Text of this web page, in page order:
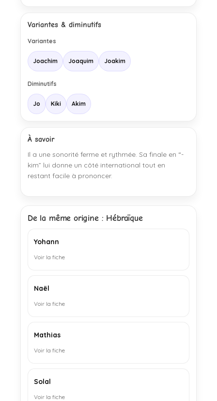
Variantes & diminutifs
Variantes
Joachim Joaquim Joakim
Diminutifs
Jo Kiki Akim
À savoir
Il a une sonorité ferme et rythmée. Sa finale en “-
kim” lui donne un côté international tout en
restant facile à prononcer.
De la même origine : Hébraïque
Yohann
Voir la fiche
Naël
Voir la fiche
Mathias
Voir la fiche
Solal
Voir la fiche